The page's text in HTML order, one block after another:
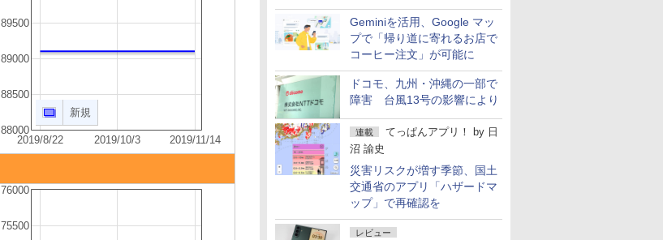
Geminiを活用、Google マッ
プで「帰り道に寄れるお店で
コーヒー注文」が可能に
ドコモ、九州・沖縄の一部で
障害 台風13号の影響により
連載 てっぱんアプリ！ by 日
沼 諭史
災害リスクが増す季節、国土
交通省のアプリ「ハザードマ
ップ」で再確認を
レビュー
2019/8/22 2019/10/3 2019/11/14
88000
88500
89000
89500
新規
75500
76000